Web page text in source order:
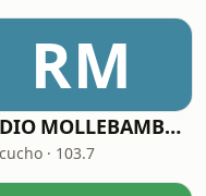
RM
RADIO MOLLEBAMBA 103.7
· 103.7